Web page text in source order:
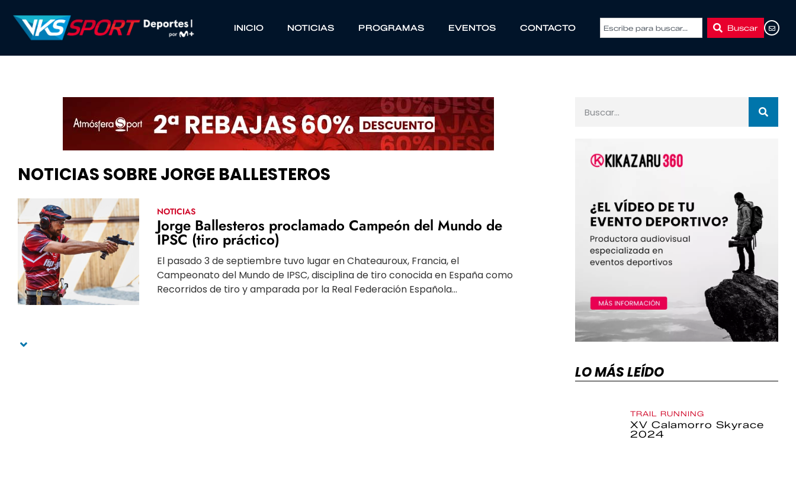
INICIO NOTICIAS PROGRAMAS EVENTOS CONTACTO Buscar
NOTICIAS SOBRE JORGE BALLESTEROS
NOTICIAS
Jorge Ballesteros proclamado Campeón del Mundo de
IPSC (tiro práctico)
El pasado 3 de septiembre tuvo lugar en Chateauroux, Francia, el
Campeonato del Mundo de IPSC, disciplina de tiro conocida en España como
Recorridos de tiro y amparada por la Real Federación Española...
LO MÁS LEÍDO
TRAIL RUNNING
XV Calamorro Skyrace
2024